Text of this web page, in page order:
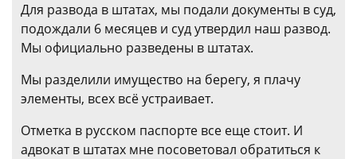
Для развода в штатах, мы подали документы в суд,
подождали 6 месяцев и суд утвердил наш развод.
Мы официально разведены в штатах.
Мы разделили имущество на берегу, я плачу
элементы, всех всё устраивает.
Отметка в русском паспорте все еще стоит. И
адвокат в штатах мне посоветовал обратиться к